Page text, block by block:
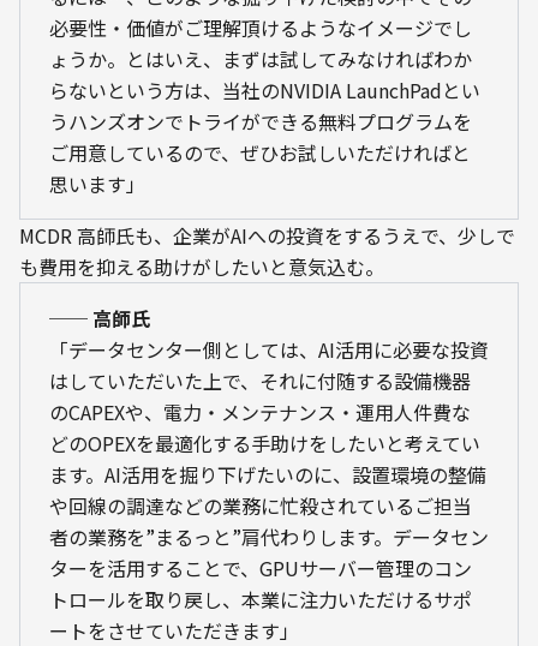
必要性・価値がご理解頂けるようなイメージでし
ょうか。とはいえ、まずは試してみなければわか
らないという方は、当社のNVIDIA LaunchPadとい
うハンズオンでトライができる無料プログラムを
ご用意しているので、ぜひお試しいただければと
思います」
MCDR 高師氏も、企業がAIへの投資をするうえで、少しで
も費用を抑える助けがしたいと意気込む。
── 高師氏
「データセンター側としては、AI活用に必要な投資
はしていただいた上で、それに付随する設備機器
のCAPEXや、電力・メンテナンス・運用人件費な
どのOPEXを最適化する手助けをしたいと考えてい
ます。AI活用を掘り下げたいのに、設置環境の整備
や回線の調達などの業務に忙殺されているご担当
者の業務を”まるっと”肩代わりします。データセン
ターを活用することで、GPUサーバー管理のコン
トロールを取り戻し、本業に注力いただけるサポ
ートをさせていただきます」